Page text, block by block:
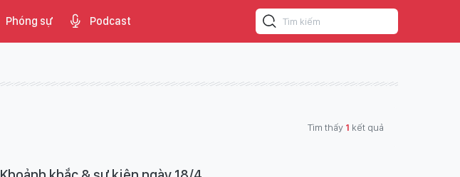
Phóng sự Podcast
Tìm thấy 1 kết quả